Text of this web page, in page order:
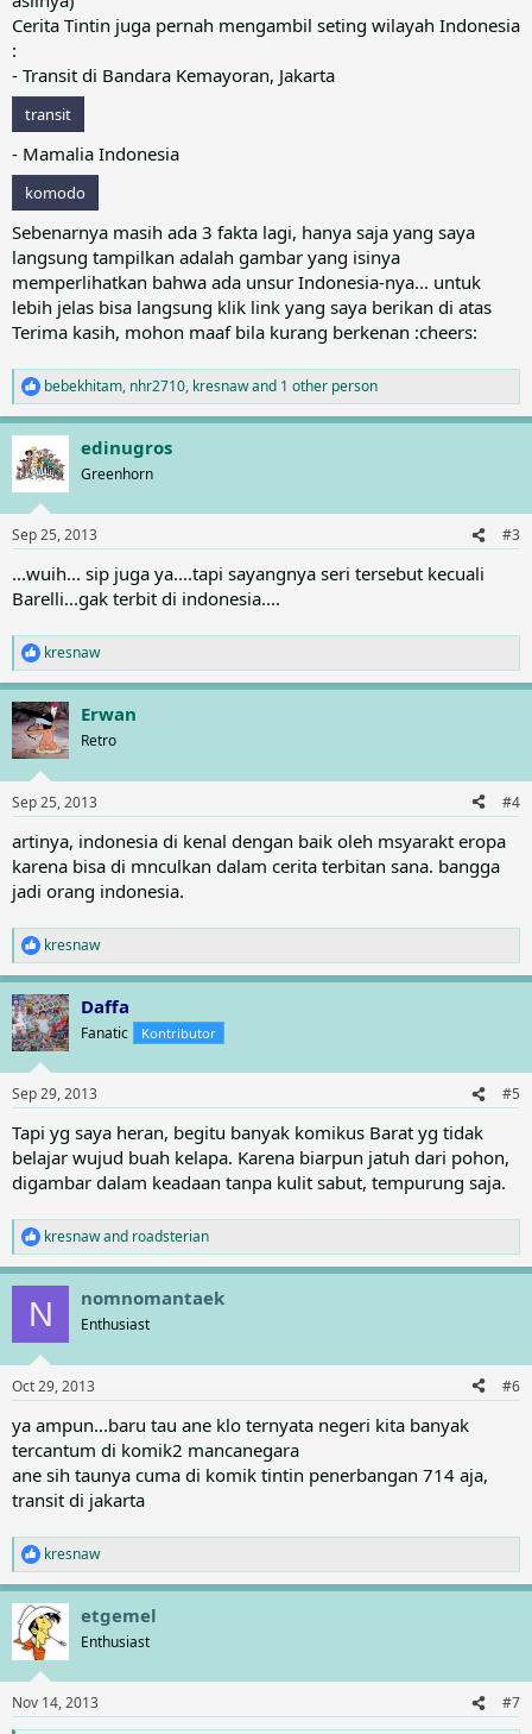
Cerita Tintin juga pernah mengambil seting wilayah Indonesia
:
- Transit di Bandara Kemayoran, Jakarta
transit
- Mamalia Indonesia
komodo
Sebenarnya masih ada 3 fakta lagi, hanya saja yang saya
langsung tampilkan adalah gambar yang isinya
memperlihatkan bahwa ada unsur Indonesia-nya... untuk
lebih jelas bisa langsung klik link yang saya berikan di atas
Terima kasih, mohon maaf bila kurang berkenan :cheers:
R
e
a
c
t
i
s
bebekhitam, nhr2710, kresnawand 1 other person
edinugros
Greenhorn
Sep 25, 2013 #3
...wuih... sip juga ya....tapi sayangnya seri tersebut kecuali
Barelli...gak terbit di indonesia....
R
e
a
c
t
i
s
kresnaw
Erwan
Retro
Sep 25, 2013 #4
artinya, indonesia di kenal dengan baik oleh msyarakt eropa
karena bisa di mnculkan dalam cerita terbitan sana. bangga
jadi orang indonesia.
R
e
a
c
t
i
s
:
kresnaw
Daffa
Fanatic Kontributor
Sep 29, 2013 #5
Tapi yg saya heran, begitu banyak komikus Barat yg tidak
belajar wujud buah kelapa. Karena biarpun jatuh dari pohon,
digambar dalam keadaan tanpa kulit sabut, tempurung saja.
R
e
a
i
n
s
kresnawand roadsterian
N nomnomantaek
Enthusiast
Oct 29, 2013 #6
ya ampun...baru tau ane klo ternyata negeri kita banyak
tercantum di komik2 mancanegara
ane sih taunya cuma di komik tintin penerbangan 714 aja,
transit di jakarta
R
e
a
c
t
i
n
s
kresnaw
etgemel
Enthusiast
Nov 14, 2013 #7